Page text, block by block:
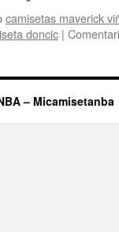
camisetas maverick
doncic |
– Micamisetanba